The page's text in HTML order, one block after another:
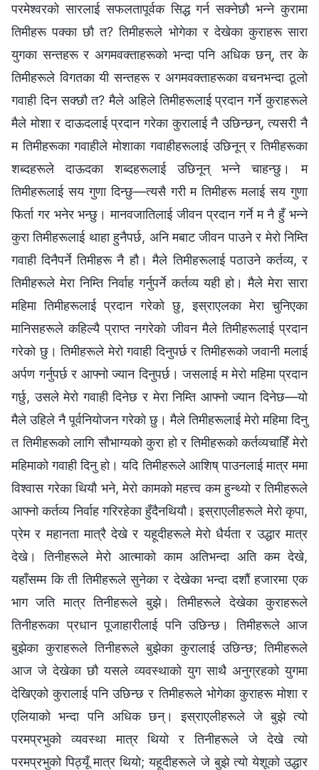
परमेश्‍वरको सारलाई सफलतापूर्वक सिद्ध गर्न सक्‍नेछौ भन्‍ने कुरामा
तिमीहरू पक्का छौ त? तिमीहरूले भोगेका र देखेका कुराहरू सारा
युगका सन्तहरू र अगमवक्ताहरूको भन्दा पनि अधिक छन्, तर के
तिमीहरूले विगतका यी सन्तहरू र अगमवक्ताहरूका वचनभन्दा ठूलो
गवाही दिन सक्छौ त? मैले अहिले तिमीहरूलाई प्रदान गर्ने कुराहरूले
मैले मोशा र दाऊदलाई प्रदान गरेका कुरालाई नै उछिन्छन्, त्यसरी नै
म तिमीहरूका गवाहीले मोशाका गवाहीहरूलाई उछिनून् र तिमीहरूका
शब्दहरूले दाऊदका शब्दहरूलाई उछिनून् भन्ने चाहन्छु। म
तिमीहरूलाई सय गुणा दिन्छु—त्यसै गरी म तिमीहरू मलाई सय गुणा
फिर्ता गर भनेर भन्छु। मानवजातिलाई जीवन प्रदान गर्ने म नै हुँ भन्ने
कुरा तिमीहरूलाई थाहा हुनैपर्छ, अनि मबाट जीवन पाउने र मेरो निम्ति
गवाही दिनैपर्ने तिमीहरू नै हौ। मैले तिमीहरूलाई पठाउने कर्तव्य, र
तिमीहरूले मेरा निम्ति निर्वाह गर्नुपर्ने कर्तव्य यही हो। मैले मेरा सारा
महिमा तिमीहरूलाई प्रदान गरेको छु, इस्राएलका मेरा चुनिएका
मानिसहरूले कहिल्यै प्राप्‍त नगरेको जीवन मैले तिमीहरूलाई प्रदान
गरेको छु। तिमीहरूले मेरो गवाही दिनुपर्छ र तिमीहरूको जवानी मलाई
अर्पण गर्नुपर्छ र आफ्नो ज्यान दिनुपर्छ। जसलाई म मेरो महिमा प्रदान
गर्छु, उसले मेरो गवाही दिनेछ र मेरा निम्ति आफ्नो ज्यान दिनेछ—यो
मैले उहिले नै पूर्वनियोजन गरेको छु। मैले तिमीहरूलाई मेरो महिमा दिनु
त तिमीहरूको लागि सौभाग्यको कुरा हो र तिमीहरूको कर्तव्यचाहिँ मेरो
महिमाको गवाही दिनु हो। यदि तिमीहरूले आशिष्‌ पाउनलाई मात्र ममा
विश्‍वास गरेका थियौ भने, मेरो कामको महत्त्व कम हुन्थ्यो र तिमीहरूले
आफ्नो कर्तव्य निर्वाह गरिरहेका हुँदैनथियौ। इस्राएलीहरूले मेरो कृपा,
प्रेम र महानता मात्रै देखे र यहूदीहरूले मेरो धैर्यता र उद्धार मात्र
देखे। तिनीहरूले मेरो आत्माको काम अतिभन्दा अति कम देखे,
यहाँसम्‍म कि ती तिमीहरूले सुनेका र देखेका भन्दा दशौं हजारमा एक
भाग जति मात्र तिनीहरूले बुझे। तिमीहरूले देखेका कुराहरूले
तिनीहरूका प्रधान पूजाहारीलाई पनि उछिन्छ। तिमीहरूले आज
बुझेका कुराहरूले तिनीहरूले बुझेका कुरालाई उछिन्छ; तिमीहरूले
आज जे देखेका छौ यसले व्यवस्थाको युग साथै अनुग्रहको युगमा
देखिएको कुरालाई पनि उछिन्छ र तिमीहरूले भोगेका कुराहरू मोशा र
एलियाको भन्दा पनि अधिक छन्। इस्राएलीहरूले जे बुझे त्यो
परमप्रभुको व्यवस्था मात्र थियो र तिनीहरूले जे देखे त्यो
परमप्रभुको पिठ्यूँ मात्र थियो; यहूदीहरूले जे बुझे त्यो येशूको उद्धार